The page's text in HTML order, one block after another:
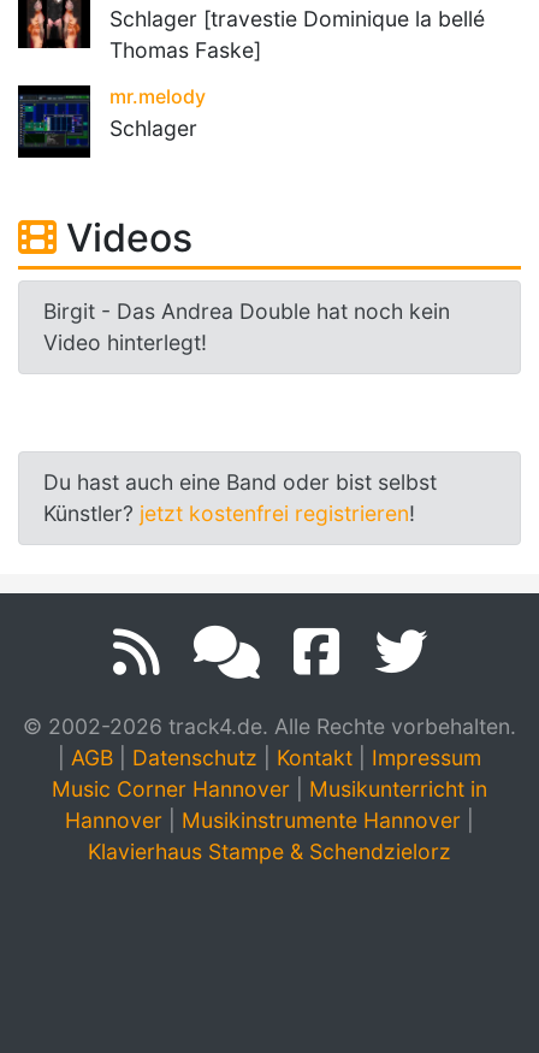
Schlager [travestie Dominique la bellé
Thomas Faske]
mr.melody
Schlager
Videos
Birgit - Das Andrea Double hat noch kein
Video hinterlegt!
Du hast auch eine Band oder bist selbst
Künstler? jetzt kostenfrei registrieren!
© 2002-2026 track4.de. Alle Rechte vorbehalten.
AGB Datenschutz Kontakt
Impressum
Music Corner Hannover
Musikunterricht in
Hannover
Musikinstrumente Hannover
Klavierhaus Stampe & Schendzielorz